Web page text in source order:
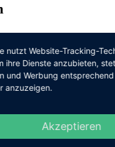
nutzt Website-Tracking-
ihre Dienste anzubieten,
und Werbung
anzuzeigen.
Akzeptieren